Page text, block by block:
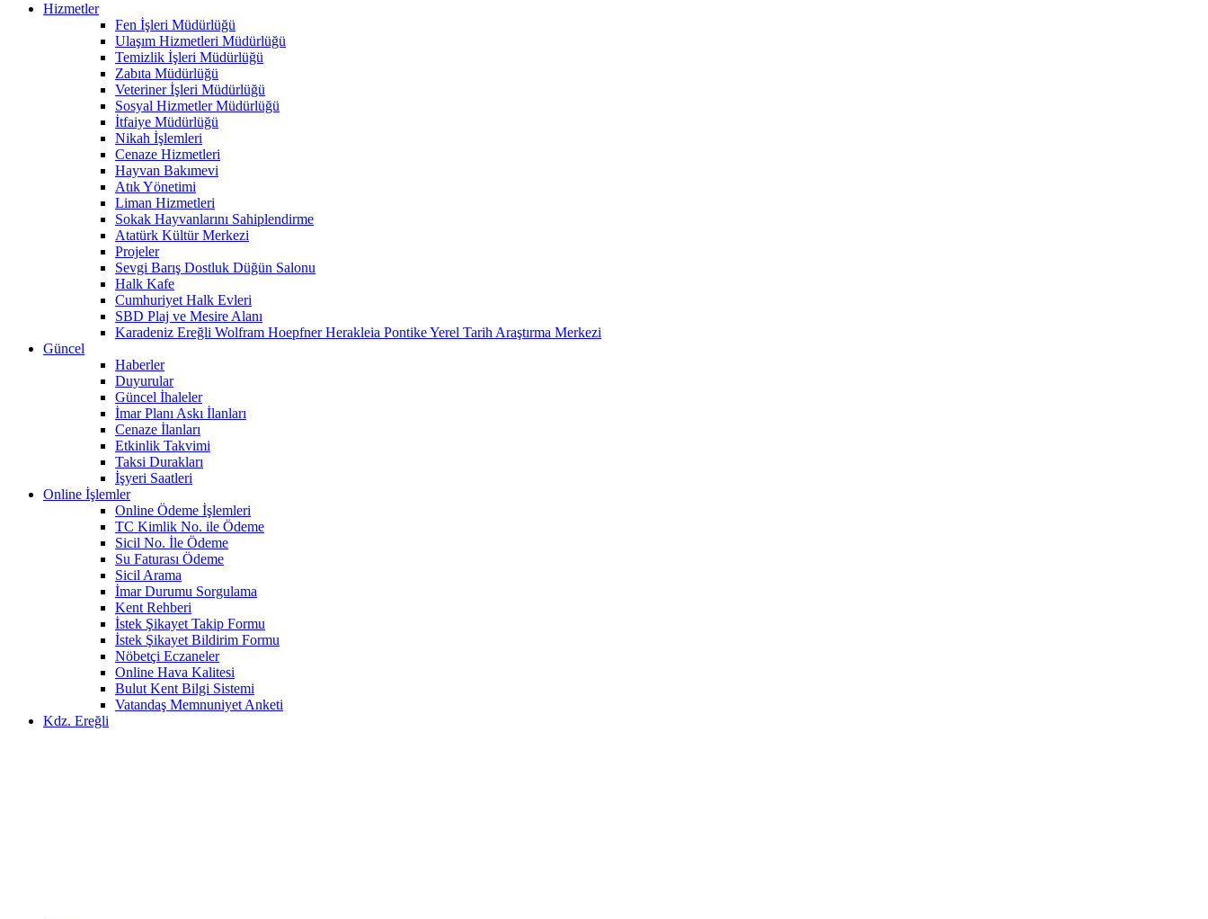
Hizmetler
Fen İşleri Müdürlüğü
Ulaşım Hizmetleri Müdürlüğü
Temizlik İşleri Müdürlüğü
Zabıta Müdürlüğü
Veteriner İşleri Müdürlüğü
Sosyal Hizmetler Müdürlüğü
İtfaiye Müdürlüğü
Nikah İşlemleri
Cenaze Hizmetleri
Hayvan Bakımevi
Atık Yönetimi
Liman Hizmetleri
Sokak Hayvanlarını Sahiplendirme
Atatürk Kültür Merkezi
Projeler
Sevgi Barış Dostluk Düğün Salonu
Halk Kafe
Cumhuriyet Halk Evleri
SBD Plaj ve Mesire Alanı
Karadeniz Ereğli Wolfram Hoepfner Herakleia Pontike Yerel Tarih Araştırma Merkezi
Güncel
Haberler
Duyurular
Güncel İhaleler
İmar Planı Askı İlanları
Cenaze İlanları
Etkinlik Takvimi
Taksi Durakları
İşyeri Saatleri
Online İşlemler
Online Ödeme İşlemleri
TC Kimlik No. ile Ödeme
Sicil No. İle Ödeme
Su Faturası Ödeme
Sicil Arama
İmar Durumu Sorgulama
Kent Rehberi
İstek Şikayet Takip Formu
İstek Şikayet Bildirim Formu
Nöbetçi Eczaneler
Online Hava Kalitesi
Bulut Kent Bilgi Sistemi
Vatandaş Memnuniyet Anketi
Kdz. Ereğli